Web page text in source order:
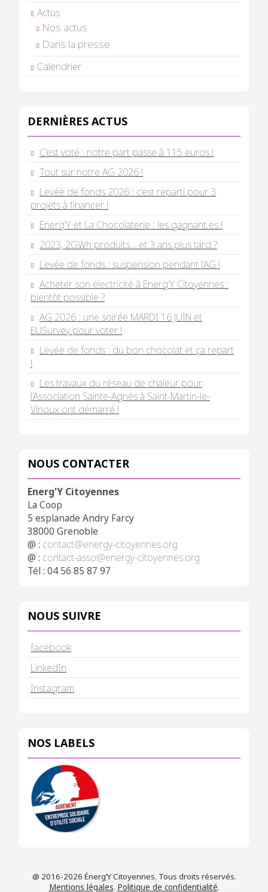
Actus
Nos actus
Dans la presse
Calendrier
DERNIÈRES ACTUS
C’est voté : notre part passe à 115 euros !
Tout sur notre AG 2026 !
Levée de fonds 2026 : c’est reparti pour 3
projets à financer !
Energ’Y et La Chocolaterie : les gagnant.es !
2023, 2GWh produits… et 3 ans plus tard ?
Levée de fonds : suspension pendant l’AG !
Acheter son électricité à Energ’Y Citoyennes :
bientôt possible ?
AG 2026 : une soirée MARDI 16 JUIN et
EUSurvey pour voter !
Levée de fonds : du bon chocolat et ça repart
!
Les travaux du réseau de chaleur pour
l’Association Sainte-Agnès à Saint-Martin-le-
Vinoux ont démarré !
NOUS CONTACTER
Energ'Y Citoyennes
La Coop
5 esplanade Andry Farcy
38000 Grenoble
@ : contact@energy-citoyennes.org
@ : contact-asso@energy-citoyennes.org
Tél : 04 56 85 87 97
NOUS SUIVRE
facebook
LinkedIn
Instagram
NOS LABELS
@ 2016-2026 Énerg’Y Citoyennes. Tous droits réservés.
Mentions légales. Politique de confidentialité.